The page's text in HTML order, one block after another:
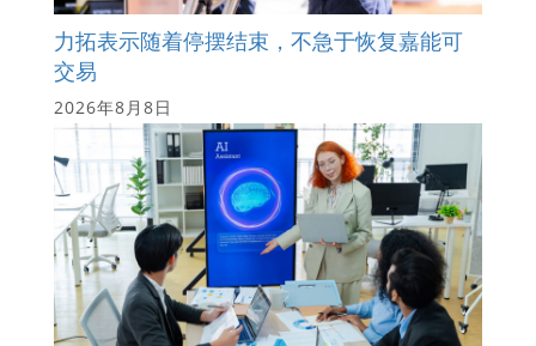
力拓表示随着停摆结束，不急于恢复嘉能可
交易
2026年8月8日